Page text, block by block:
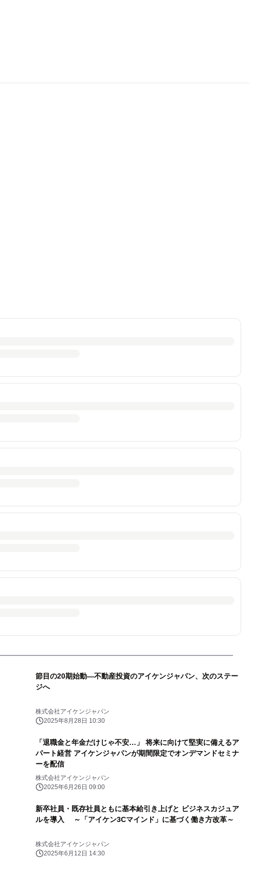
節目の20期始動―不動産投資のアイケンジャパン、次のステー
ジへ
株式会社アイケンジャパン
2025年8月28日 10:30
「退職金と年金だけじゃ不安…」 将来に向けて堅実に備えるア
パート経営 アイケンジャパンが期間限定でオンデマンドセミナ
ーを配信
株式会社アイケンジャパン
2025年6月26日 09:00
新卒社員・既存社員ともに基本給引き上げと ビジネスカジュア
ルを導入 ～「アイケン3Cマインド」に基づく働き方改革～
株式会社アイケンジャパン
2025年6月12日 14:30